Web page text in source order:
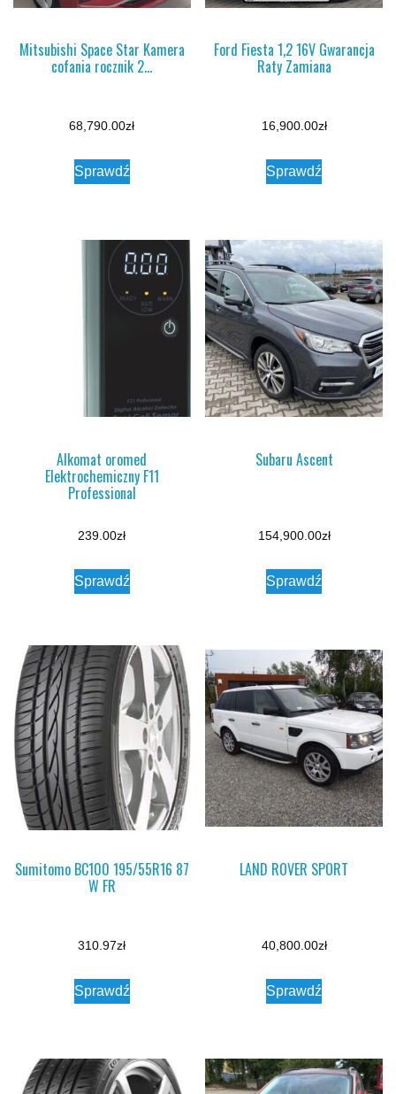
Mitsubishi Space Star Kamera
cofania rocznik 2…
68,790.00zł
Sprawdź
Ford Fiesta 1,2 16V Gwarancja
Raty Zamiana
16,900.00zł
Sprawdź
Alkomat oromed
Elektrochemiczny F11
Professional
239.00zł
Sprawdź
Subaru Ascent
154,900.00zł
Sprawdź
Sumitomo BC100 195/55R16 87
W FR
310.97zł
Sprawdź
LAND ROVER SPORT
40,800.00zł
Sprawdź